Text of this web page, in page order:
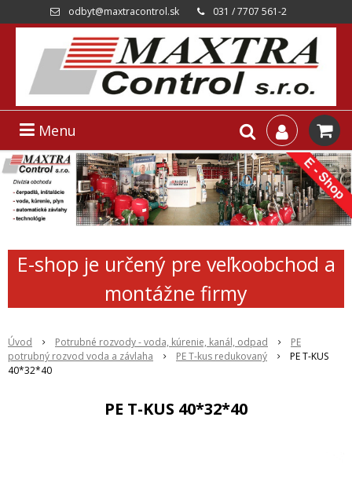
odbyt@maxtracontrol.sk 031 / 7707 561-2
Menu
E-shop je určený pre veľkoobchod a
montážne firmy
Úvod Potrubné rozvody - voda, kúrenie, kanál, odpad
PE
potrubný rozvod voda a závlaha
PE T-kus redukovaný
PE T-KUS
40*32*40
PE T-KUS 40*32*40